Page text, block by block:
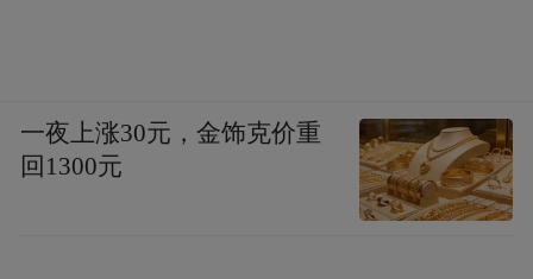
一夜上涨30元，金饰克价重
回1300元